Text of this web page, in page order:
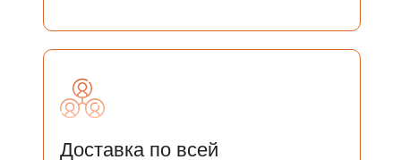
Доставка по всей